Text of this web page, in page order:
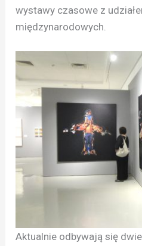
wystawy czasowe z
międzynarodowych.
Aktualnie odbywają się